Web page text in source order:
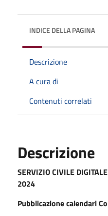
INDICE DELLA PAGINA
Descrizione
A cura di
Contenuti correlati
Descrizione
SERVIZIO CIVILE
2024
Pubblicazione calendari